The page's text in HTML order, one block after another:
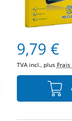
9,79 €
TVA incl., plus